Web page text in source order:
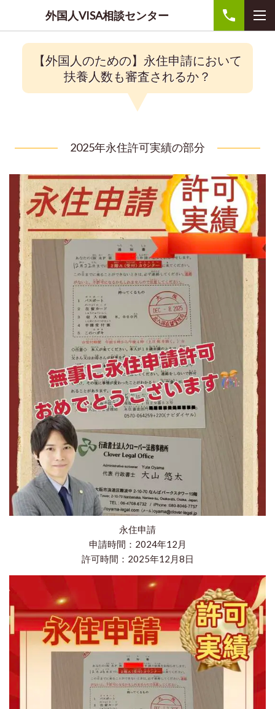
外国人VISA相談センター
【外国人のための】永住申請において
扶養人数も審査されるか？
2025年永住許可実績の部分
永住申請
申請時間：2024年12月
許可時間：2025年12月8日